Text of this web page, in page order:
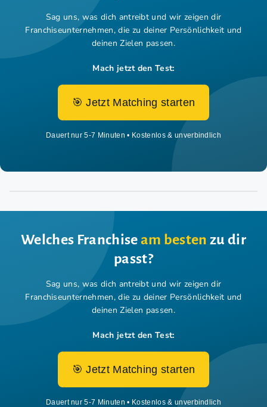
Sag uns, was dich antreibt und wir zeigen dir
Franchiseunternehmen, die zu deiner Persönlichkeit und
deinen Zielen passen.
Mach jetzt den Test:
🎯 Jetzt Matching starten
Dauert nur 5-7 Minuten • Kostenlos & unverbindlich
Welches Franchiseam besten zu dir
passt?
Sag uns, was dich antreibt und wir zeigen dir
Franchiseunternehmen, die zu deiner Persönlichkeit und
deinen Zielen passen.
Mach jetzt den Test:
🎯 Jetzt Matching starten
Dauert nur 5-7 Minuten • Kostenlos & unverbindlich